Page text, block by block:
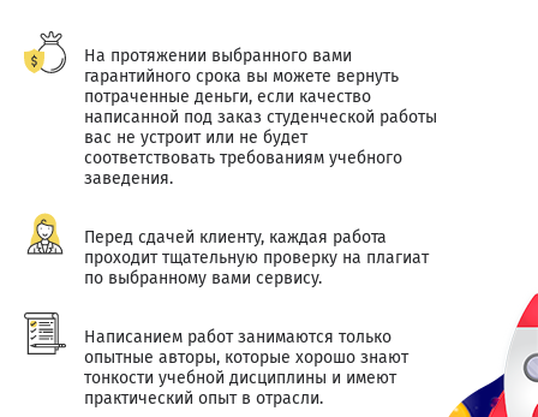
На протяжении выбранного вами
гарантийного срока вы можете вернуть
потраченные деньги, если качество
написанной под заказ студенческой работы
вас не устроит или не будет
соответствовать требованиям учебного
заведения.
Перед сдачей клиенту, каждая работа
проходит тщательную проверку на плагиат
по выбранному вами сервису.
Написанием работ занимаются только
опытные авторы, которые хорошо знают
тонкости учебной дисциплины и имеют
практический опыт в отрасли.